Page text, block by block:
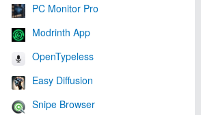
PC Monitor Pro
Modrinth App
OpenTypeless
Easy Diffusion
Snipe Browser